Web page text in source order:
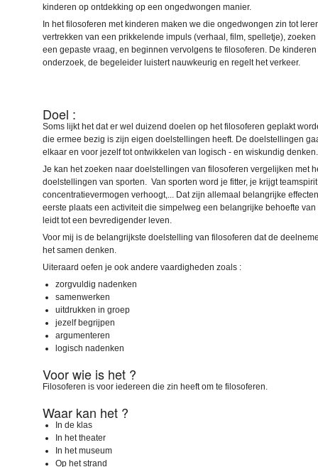
kinderen op ontdekking op een ongedwongen manier.
In het filosoferen met kinderen maken we die ongedwongen zin tot
vertrekken van een prikkelende impuls (verhaal, film, spelletje),
een gepaste vraag, en beginnen vervolgens te filosoferen. De
onderzoek, de begeleider luistert nauwkeurig en regelt het verkeer.
Doel :
Soms lijkt het dat er wel duizend doelen op het filosoferen geplakt
die ermee bezig is zijn eigen doelstellingen heeft. De doelstellingen
elkaar en voor jezelf tot ontwikkelen van logisch - en wiskundig
Je kan het zoeken naar doelstellingen van filosoferen vergelijken met
doelstellingen van sporten. Van sporten word je fitter, je krijgt
concentratievermogen verhoogt,... Dat zijn allemaal belangrijke
eerste plaats een activiteit die simpelweg een belangrijke behoefte
leidt tot een bevredigender leven.
Voor mij is de belangrijkste doelstelling van filosoferen dat de
het samen denken.
Uiteraard oefen je ook andere vaardigheden zoals :
zorgvuldig nadenken
samenwerken
uitdrukken in groep
jezelf begrijpen
argumenteren
logisch nadenken
Voor wie is het ?
Filosoferen is voor iedereen die zin heeft om te filosoferen.
Waar kan het ?
In de klas
In het theater
In het museum
Op het strand